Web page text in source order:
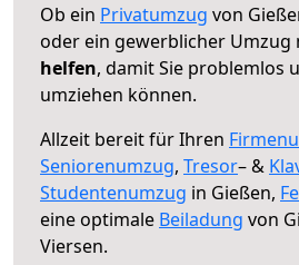
Ob ein Privatumzug von
oder ein gewerblicher Umzug
helfen, damit Sie problemlos
umziehen können.
Allzeit bereit für Ihren
Seniorenumzug, Tresor– &
Studentenumzug in Gießen,
eine optimale Beiladung von
Viersen.